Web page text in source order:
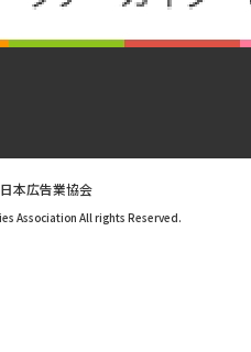
本広告業協会
Association All rights Reserved.